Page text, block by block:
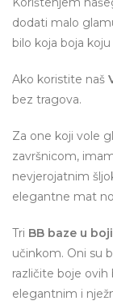
dodati malo
bilo koja boja
Ako koristite naš
bez tragova.
Za one koji vole
završnicom,
nevjerojatnim
elegantne mat
Tri BB baze u boji
učinkom. Oni su
različite boje ovih
elegantnim i